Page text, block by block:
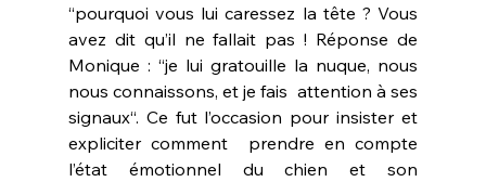
“pourquoi vous lui caressez la tête ? Vous
avez dit qu’il ne fallait pas ! Réponse de
Monique : “je lui gratouille la nuque, nous
nous connaissons, et je fais  attention à ses
signaux“. Ce fut l’occasion pour insister et
expliciter comment  prendre en compte
l’état émotionnel du chien et son